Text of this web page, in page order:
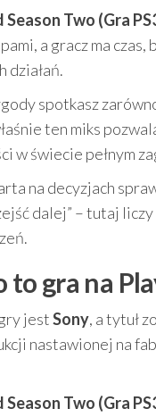
Two (Gra
a gracz ma
działań.
spotkasz
ten miks
w świecie pełnym
na decyzjach
dalej” – tutaj
to gra na
jestSony, a tytuł
nastawionej na
Two (Gra